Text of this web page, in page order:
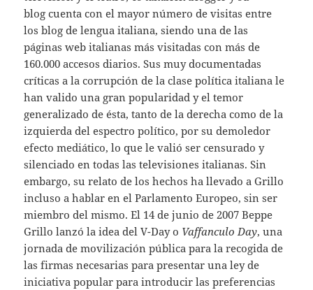
blog cuenta con el mayor número de visitas entre
los blog de lengua italiana, siendo una de las
páginas web italianas más visitadas con más de
160.000 accesos diarios. Sus muy documentadas
críticas a la corrupción de la clase política italiana le
han valido una gran popularidad y el temor
generalizado de ésta, tanto de la derecha como de la
izquierda del espectro político, por su demoledor
efecto mediático, lo que le valió ser censurado y
silenciado en todas las televisiones italianas. Sin
embargo, su relato de los hechos ha llevado a Grillo
incluso a hablar en el Parlamento Europeo, sin ser
miembro del mismo. El 14 de junio de 2007 Beppe
Grillo lanzó la idea del V-Day o Vaffanculo Day, una
jornada de movilización pública para la recogida de
las firmas necesarias para presentar una ley de
iniciativa popular para introducir las preferencias